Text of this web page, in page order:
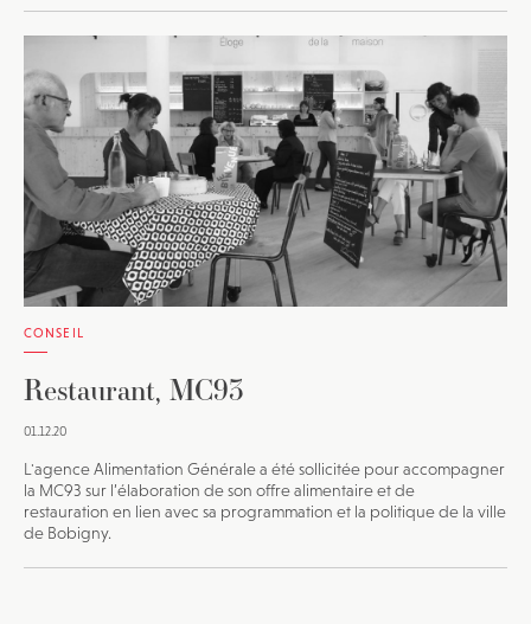
CONSEIL
Restaurant, MC93
01.12.20
L'agence Alimentation Générale a été sollicitée pour accompagner
la MC93 sur l’élaboration de son offre alimentaire et de
restauration en lien avec sa programmation et la politique de la ville
de Bobigny.